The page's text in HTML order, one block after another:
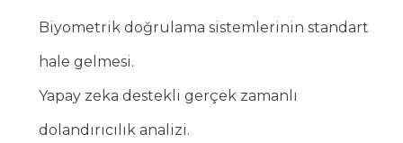
Biyometrik doğrulama sistemlerinin standart
hale gelmesi.
Yapay zeka destekli gerçek zamanlı
dolandırıcılık analizi.